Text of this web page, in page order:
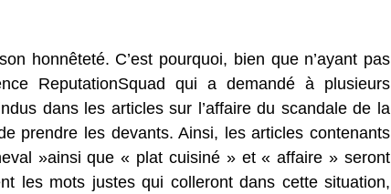
honnêteté. C’est pourquoi, bien que n’ayant pas
ReputationSquad qui a demandé à plusieurs
dans les articles sur l’affaire du scandale de la
prendre les devants. Ainsi, les articles contenants
»ainsi que « plat cuisiné » et « affaire » seront
les mots justes qui colleront dans cette situation,